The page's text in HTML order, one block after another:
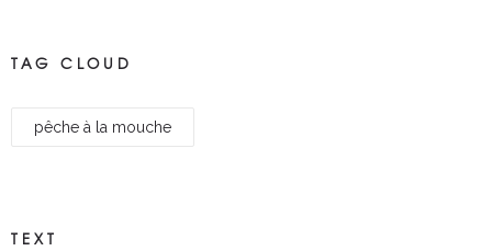
TAG CLOUD
pêche à la mouche
TEXT